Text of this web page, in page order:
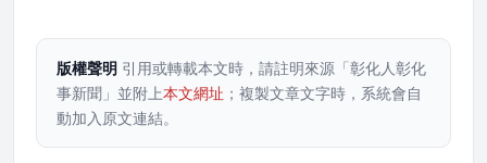
版權聲明 引用或轉載本文時，請註明來源「彰化人彰化
事新聞」並附上本文網址 ；複製文章文字時，系統會自
動加入原文連結。